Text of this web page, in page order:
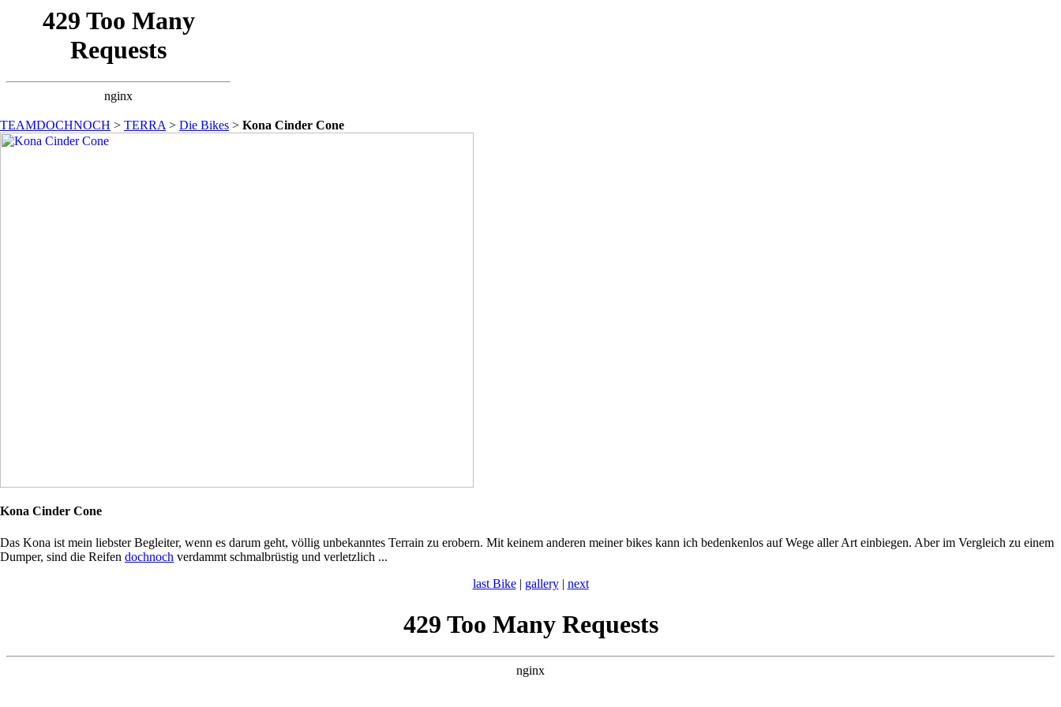
TEAMDOCHNOCH > TERRA > Die Bikes > Kona Cinder Cone
Kona Cinder Cone
Das Kona ist mein liebster Begleiter, wenn es darum geht, völlig unbekanntes Terrain zu erobern. Mit keinem anderen meiner bikes kann ich bedenkenlos auf Wege aller Art einbiegen. Aber im Vergleich zu einem
Dumper, sind die Reifen dochnoch verdammt schmalbrüstig und verletzlich ...
last Bike| gallery| next